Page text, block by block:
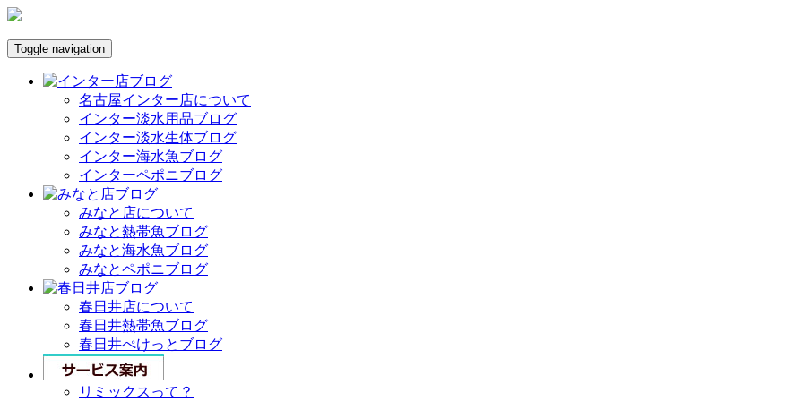
Toggle navigation
名古屋インター店について
インター淡水用品ブログ
インター淡水生体ブログ
インター海水魚ブログ
インターペポニブログ
みなと店について
みなと熱帯魚ブログ
みなと海水魚ブログ
みなとペポニブログ
春日井店について
春日井熱帯魚ブログ
春日井ぺけっとブログ
リミックスって？